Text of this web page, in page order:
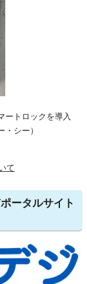
ートロックを導入
シー）
て
ータルサイト